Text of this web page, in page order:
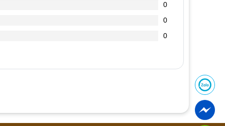
0
0
0